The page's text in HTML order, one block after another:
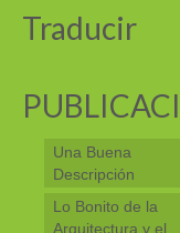
Traducir
Una Buena
Descripción
Lo Bonito de la
Arquitectura y el